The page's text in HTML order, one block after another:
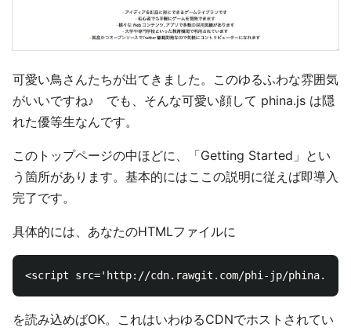
可愛い鳥さんたちが出てきました。このゆるふわな雰囲気
がいいですね♪ でも、そんな可愛い顔して phina.js は隠
れた優等生なんです。
このトップページの中ほどに、「Getting Started」とい
う箇所があります。基本的にはここの説明に従えば即導入
完了です。
具体的には、あなたのHTMLファイルに
を読み込めばOK。これはいわゆるCDNでホストされてい